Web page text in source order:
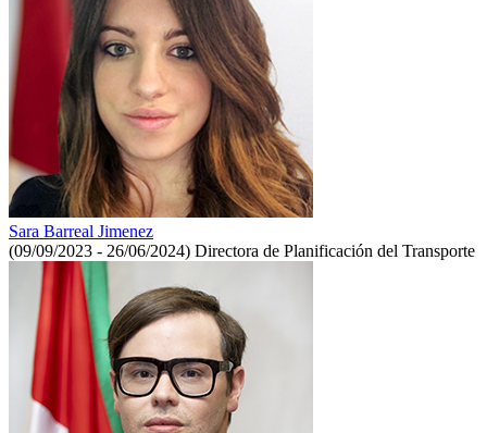
Sara Barreal Jimenez
(09/09/2023 - 26/06/2024) Directora de Planificación del Transporte